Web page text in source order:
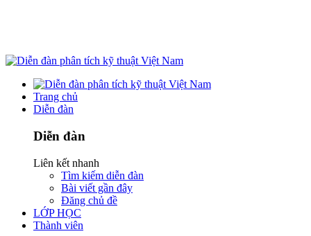
Trang chủ
Diễn đàn
Diễn đàn
Liên kết nhanh
Tìm kiếm diễn đàn
Bài viết gần đây
Đăng chủ đề
LỚP HỌC
Thành viên